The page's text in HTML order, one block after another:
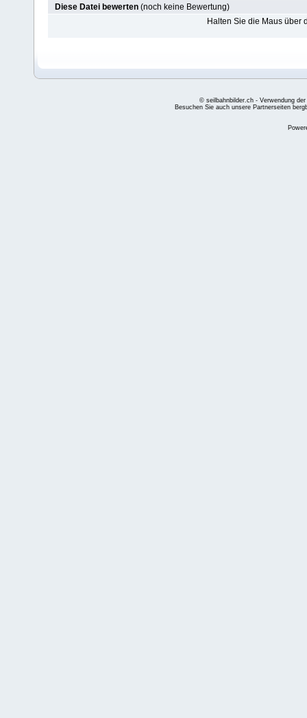
Diese Datei bewerten (noch keine Bewertung)
Halten Sie die Maus über
© seilbahnbilder.ch - Verwendung
Besuchen Sie auch unsere Partnerseiten